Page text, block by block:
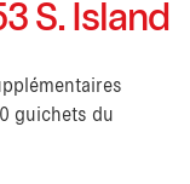
S. Island
guichets du